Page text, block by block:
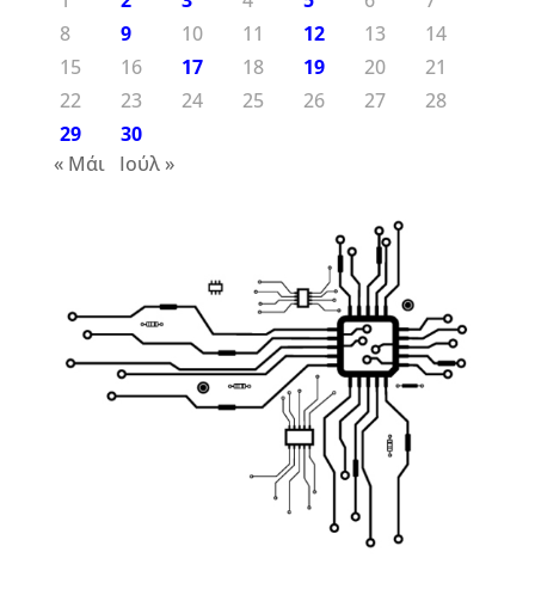
8
9 10 11 12 13
14
15
16 17 18 19 20
21
22
23 24 25 26 27
28
29
30
« Μάι
Ιούλ »